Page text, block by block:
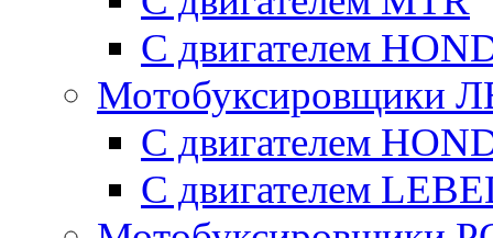
С двигателем
С двигателем
С двигателем